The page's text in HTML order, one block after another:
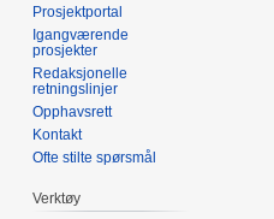
Prosjektportal
Igangværende
prosjekter
Redaksjonelle
retningslinjer
Opphavsrett
Kontakt
Ofte stilte spørsmål
Verktøy